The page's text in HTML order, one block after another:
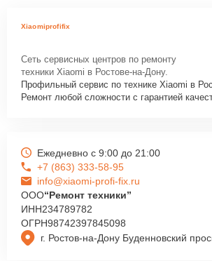
Xiaomiprofifix
Сеть сервисных центров по ремонту
техники Xiaomi в Ростове-на-Дону.
Профильный сервис по технике Xiaomi в
Ремонт любой сложности с гарантией
г. Ростов-на-Дону Буденновский
Ежедневно с 9:00 до 21:00
+7 (863) 333-58-95
info@xiaomi-profi-fix.ru
ООО“Ремонт техники”
ИНН234789782
ОГРН98742397845098